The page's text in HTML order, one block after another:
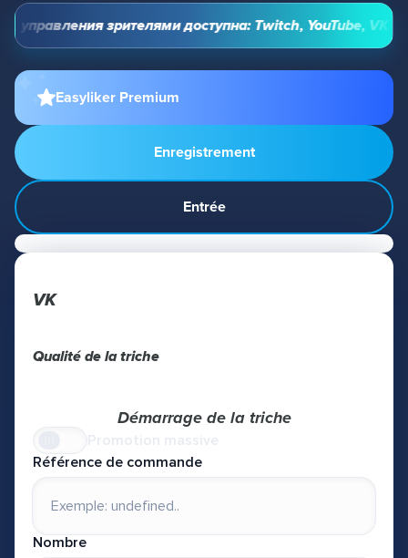
управления зрителями доступна: Twitch, YouTube, VK
Easyliker Premium
Enregistrement
Entrée
VK
Qualité de la triche
Démarrage de la triche
Référence de commande
Nombre